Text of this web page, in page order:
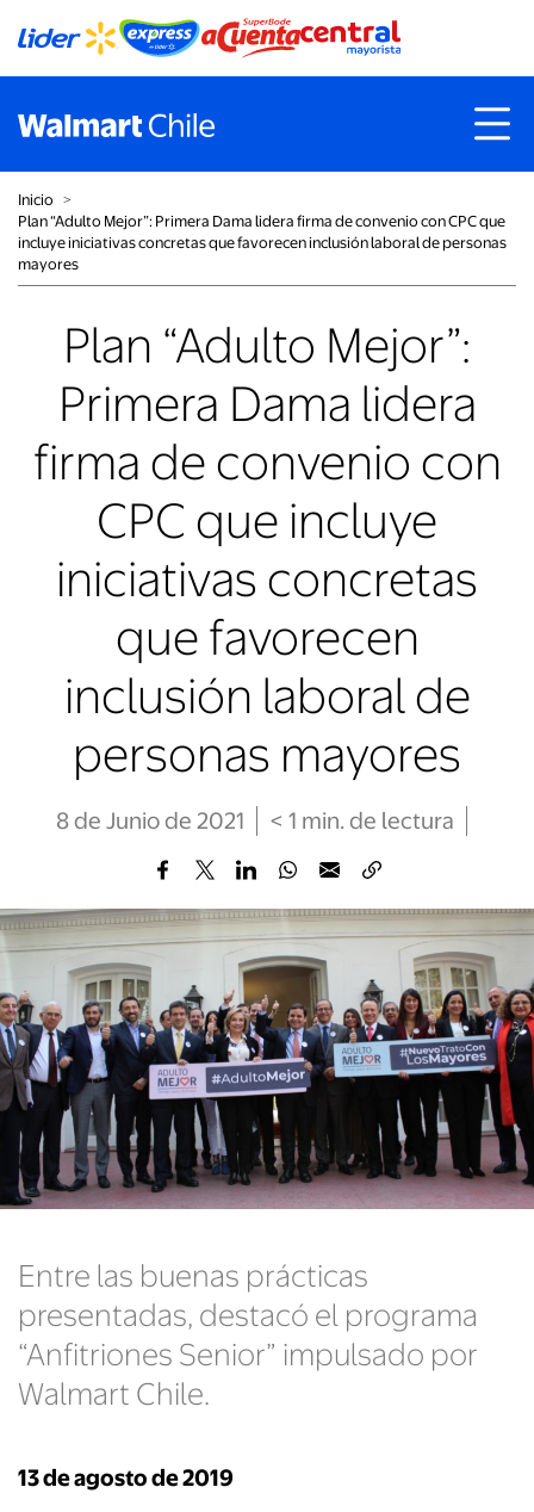
Inicio ˃
Plan “Adulto Mejor”: Primera Dama lidera firma de convenio con CPC que
incluye iniciativas concretas que favorecen inclusión laboral de personas
mayores
Plan “Adulto Mejor”:
Primera Dama lidera
firma de convenio con
CPC que incluye
iniciativas concretas
que favorecen
inclusión laboral de
personas mayores
8 de Junio de 2021 < 1 min. de lectura
Entre las buenas prácticas
presentadas, destacó el programa
“Anfitriones Senior” impulsado por
Walmart Chile.
13 de agosto de 2019